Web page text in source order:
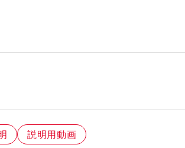
説明用動画